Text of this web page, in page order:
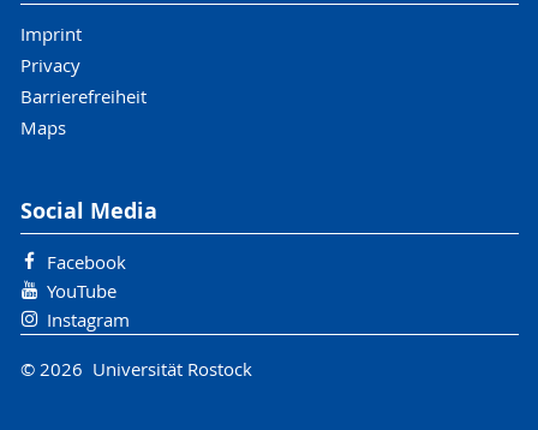
Imprint
Privacy
Barrierefreiheit
Maps
Social Media
Facebook
YouTube
Instagram
© 2026 Universität Rostock